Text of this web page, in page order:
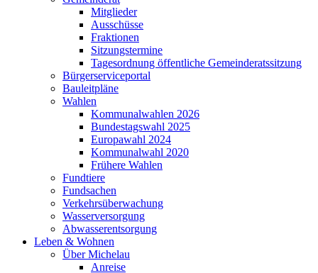
Mitglieder
Ausschüsse
Fraktionen
Sitzungstermine
Tagesordnung öffentliche Gemeinderatssitzung
Bürgerserviceportal
Bauleitpläne
Wahlen
Kommunalwahlen 2026
Bundestagswahl 2025
Europawahl 2024
Kommunalwahl 2020
Frühere Wahlen
Fundtiere
Fundsachen
Verkehrsüberwachung
Wasserversorgung
Abwasserentsorgung
Leben & Wohnen
Über Michelau
Anreise